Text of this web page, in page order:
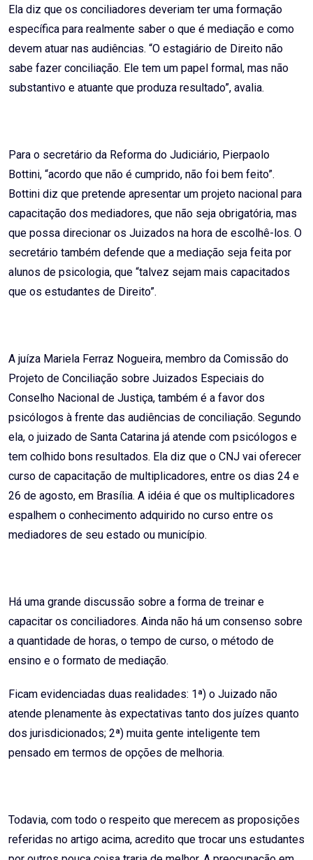
Ela diz que os conciliadores deveriam ter uma formação
específica para realmente saber o que é mediação e como
devem atuar nas audiências. “O estagiário de Direito não
sabe fazer conciliação. Ele tem um papel formal, mas não
substantivo e atuante que produza resultado”, avalia.
Para o secretário da Reforma do Judiciário, Pierpaolo
Bottini, “acordo que não é cumprido, não foi bem feito”.
Bottini diz que pretende apresentar um projeto nacional para
capacitação dos mediadores, que não seja obrigatória, mas
que possa direcionar os Juizados na hora de escolhê-los. O
secretário também defende que a mediação seja feita por
alunos de psicologia, que “talvez sejam mais capacitados
que os estudantes de Direito”.
A juíza Mariela Ferraz Nogueira, membro da Comissão do
Projeto de Conciliação sobre Juizados Especiais do
Conselho Nacional de Justiça, também é a favor dos
psicólogos à frente das audiências de conciliação. Segundo
ela, o juizado de Santa Catarina já atende com psicólogos e
tem colhido bons resultados. Ela diz que o CNJ vai oferecer
curso de capacitação de multiplicadores, entre os dias 24 e
26 de agosto, em Brasília. A idéia é que os multiplicadores
espalhem o conhecimento adquirido no curso entre os
mediadores de seu estado ou município.
Há uma grande discussão sobre a forma de treinar e
capacitar os conciliadores. Ainda não há um consenso sobre
a quantidade de horas, o tempo de curso, o método de
ensino e o formato de mediação.
Ficam evidenciadas duas realidades: 1ª) o Juizado não
atende plenamente às expectativas tanto dos juízes quanto
dos jurisdicionados; 2ª) muita gente inteligente tem
pensado em termos de opções de melhoria.
Todavia, com todo o respeito que merecem as proposições
referidas no artigo acima, acredito que trocar uns estudantes